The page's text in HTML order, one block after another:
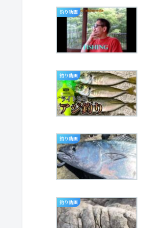
釣り動画
釣り動画
釣り動画
釣り動画